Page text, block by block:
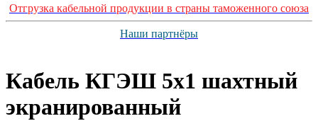
Отгрузка кабельной продукции в страны таможенного союза
Наши партнёры
Кабель КГЭШ 5x1 шахтный
экранированный